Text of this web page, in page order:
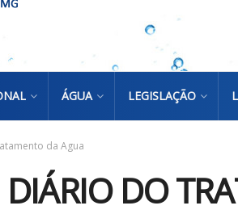
ÁGUA LEGISLAÇÃO
da Agua
DO